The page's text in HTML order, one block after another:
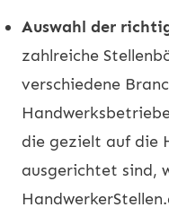
Auswahl der
zahlreiche
verschiedene
die gezielt auf die
ausgerichtet sind,